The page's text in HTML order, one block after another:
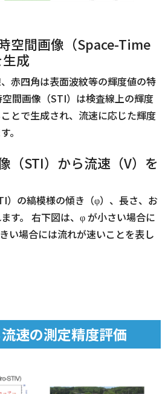
空間画像（Space-Time
成
赤四角は表面波紋等の輝度値の特
間画像（STI）は検査線上の輝度
とで生成され、流速に応じた輝度
。
（STI）から流速（V）を
）の縞模様の傾き（φ）、長さ、お
す。 右下図は、φ が小さい場合に
い場合には流れが速いことを表し
速の測定精度評価